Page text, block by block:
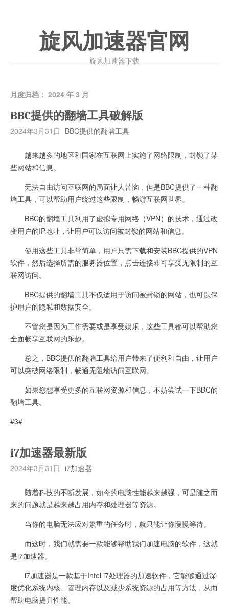
旋风加速器官网
旋风加速器下载
月度归档： 2024 年 3 月
BBC提供的翻墙工具破解版
2024年3月31日 BBC提供的翻墙工具
越来越多的地区和国家在互联网上实施了网络限制，封锁了某
些网站和信息。
无法自由访问互联网的局面让人苦恼，但是BBC提供了一种翻
墙工具，可以帮助用户绕过这些限制，畅游互联网世界。
BBC的翻墙工具利用了虚拟专用网络（VPN）的技术，通过改
变用户的IP地址，让用户可以访问被封锁的网站和信息。
使用这些工具非常简单，用户只需下载和安装BBC提供的VPN
软件，然后选择所需的服务器位置，点击连接即可享受无限制的互
联网访问。
BBC提供的翻墙工具不仅适用于访问被封锁的网站，也可以保
护用户的隐私和数据安全。
不管您是因为工作需要或是享受娱乐，这些工具都可以帮助您
全面畅享互联网的乐趣。
总之，BBC提供的翻墙工具给用户带来了便利和自由，让用户
可以突破网络限制，畅通无阻地访问互联网。
如果您想享受更多的互联网资源和信息，不妨尝试一下BBC的
翻墙工具。
#3#
i7加速器最新版
2024年3月31日 i7加速器
随着科技的不断发展，如今的电脑性能越来越强，可是随之而
来的问题就是越来越占用内存和处理器等资源。
当你的电脑无法应对繁重的任务时，就只能让你慢慢等待。
而这时，我们就需要一款能够帮助我们加速电脑的软件，这就
是i7加速器。
i7加速器是一款基于Intel i7处理器的加速软件，它能够通过深
度优化系统内核、管理内存以及减少系统资源的占用等方法，从而
帮助电脑提升性能。